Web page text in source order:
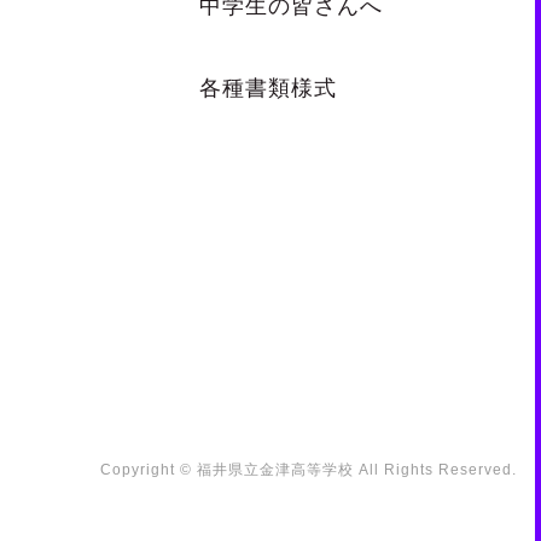
中学生の皆さんへ
各種書類様式
Copyright © 福井県立金津高等学校 All Rights Reserved.